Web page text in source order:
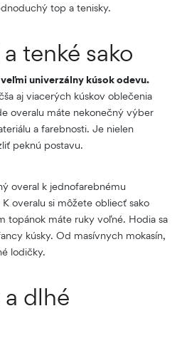
top a tenisky.
tenké sako
univerzálny kúsok odevu.
aj viacerých kúskov oblečenia
overalu máte nekonečný výber
a farebnosti. Je nielen
peknú postavu.
overal k jednofarebnému
overalu si môžete obliecť sako
topánok máte ruky voľné. Hodia sa
kúsky. Od masívnych mokasín,
lodičky.
a dlhé